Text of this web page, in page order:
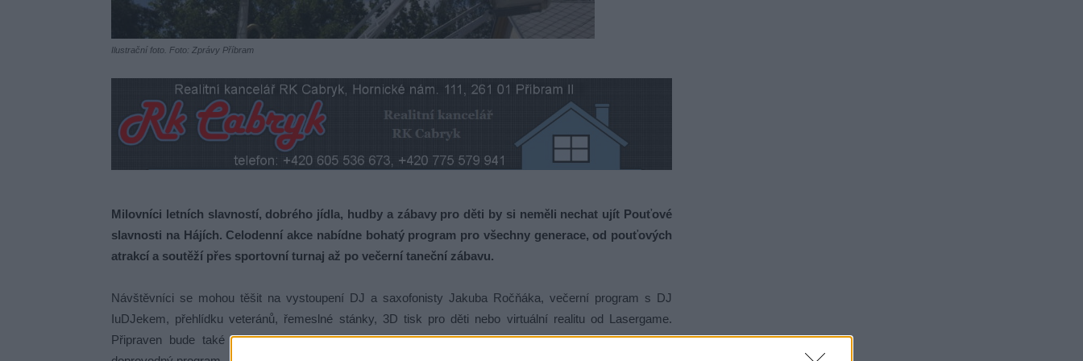
Ilustrační foto. Foto: Zprávy Příbram
Milovníci letních slavností, dobrého jídla, hudby a zábavy pro děti by si neměli nechat ujít Pouťové
slavnosti na Hájích. Celodenní akce nabídne bohatý program pro všechny generace, od pouťových
atrakcí a soutěží přes sportovní turnaj až po večerní taneční zábavu.
Návštěvníci se mohou těšit na vystoupení DJ a saxofonisty Jakuba Ročňáka, večerní program s DJ
IuDJekem, přehlídku veteránů, řemeslné stánky, 3D tisk pro děti nebo virtuální realitu od Lasergame.
Připraven bude také turnaj v malé kopané, fotokoutek, vodní dýmky Příbramské podzemí a další